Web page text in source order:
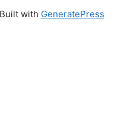
with GeneratePress